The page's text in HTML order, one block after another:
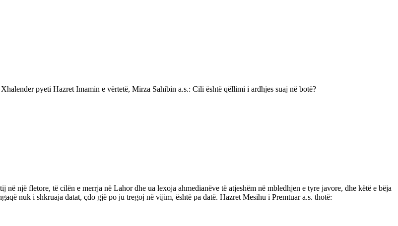
pyeti Hazret Imamin e vërtetë, Mirza Sahibin a.s.: Cili është qëllimi i ardhjes suaj në botë?
një fletore, të cilën e merrja në Lahor dhe ua lexoja ahmedianëve të atjeshëm në mbledhjen e tyre javore, dhe këtë e bëja
nuk i shkruaja datat, çdo gjë po ju tregoj në vijim, është pa datë. Hazret Mesihu i Premtuar a.s. thotë: